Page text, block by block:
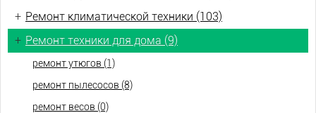
+ Ремонт климатической техники (103)
+ Ремонт техники для дома (9)
ремонт утюгов (1)
ремонт пылесосов (8)
ремонт весов (0)